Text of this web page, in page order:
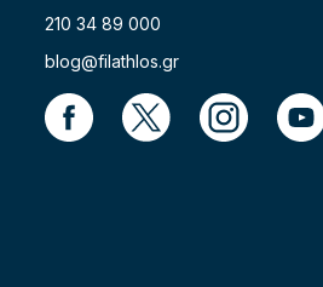
210 34 89 000
blog@filathlos.gr